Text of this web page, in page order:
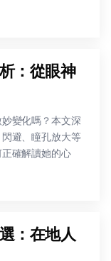
：從眼神
變化嗎？本文深
避、瞳孔放大等
確解讀她的心
：在地人